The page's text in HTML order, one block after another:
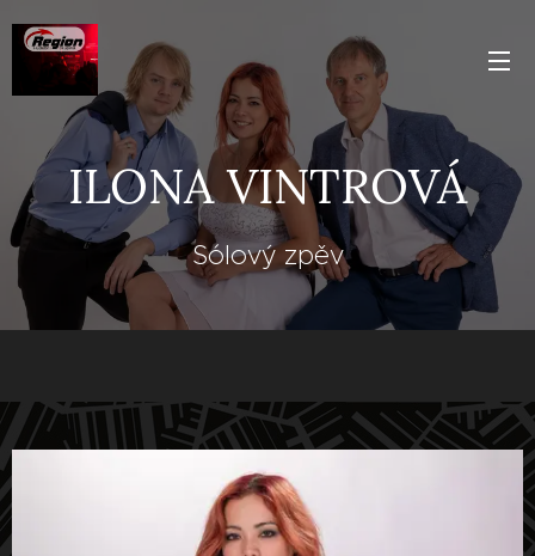
ILONA VINTROVÁ
Sólový zpěv